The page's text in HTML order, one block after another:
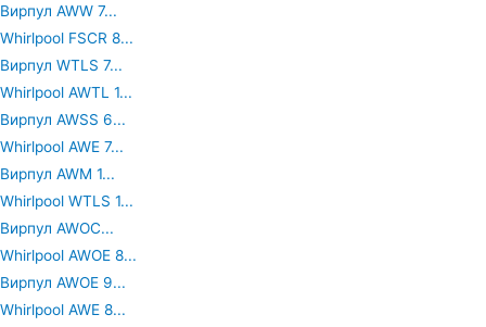
Вирпул AWW 7...
Whirlpool FSCR 8...
Вирпул WTLS 7...
Whirlpool AWTL 1...
Вирпул AWSS 6...
Whirlpool AWE 7...
Вирпул AWM 1...
Whirlpool WTLS 1...
Вирпул AWOC...
Whirlpool AWOE 8...
Вирпул AWOE 9...
Whirlpool AWE 8...